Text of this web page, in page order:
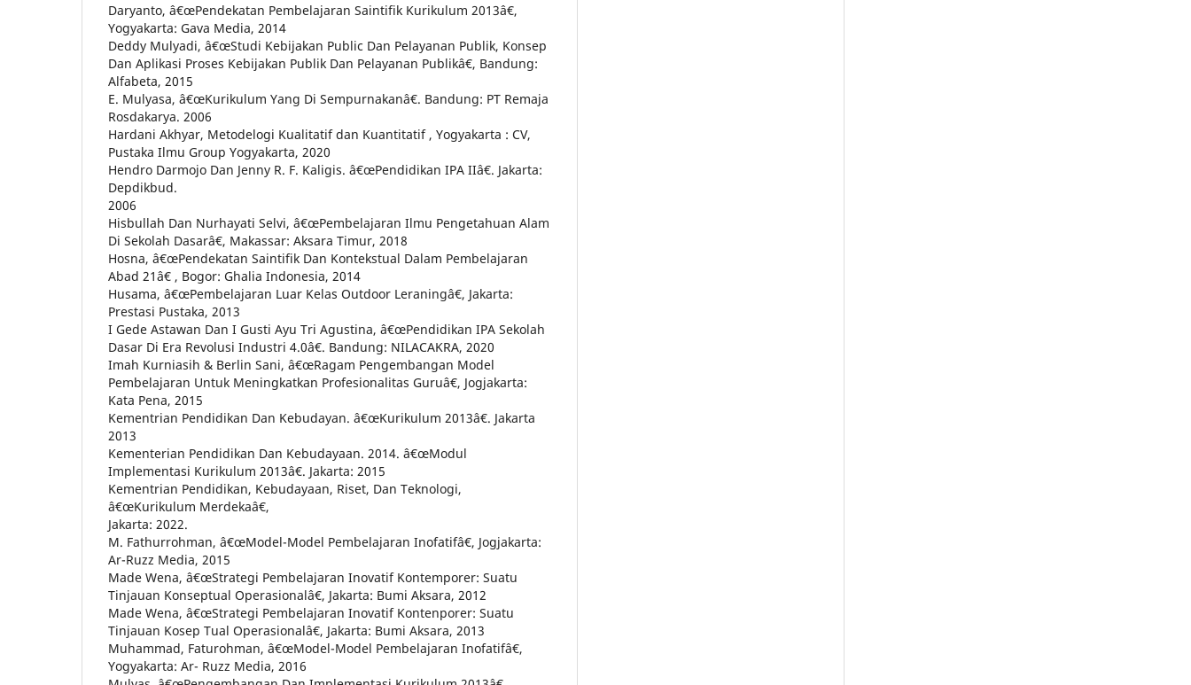
Daryanto, â€œPendekatan Pembelajaran Saintifik Kurikulum 2013â€,
Yogyakarta: Gava Media, 2014
Deddy Mulyadi, â€œStudi Kebijakan Public Dan Pelayanan Publik, Konsep
Dan Aplikasi Proses Kebijakan Publik Dan Pelayanan Publikâ€, Bandung:
Alfabeta, 2015
E. Mulyasa, â€œKurikulum Yang Di Sempurnakanâ€. Bandung: PT Remaja
Rosdakarya. 2006
Hardani Akhyar, Metodelogi Kualitatif dan Kuantitatif , Yogyakarta : CV,
Pustaka Ilmu Group Yogyakarta, 2020
Hendro Darmojo Dan Jenny R. F. Kaligis. â€œPendidikan IPA IIâ€. Jakarta:
Depdikbud.
2006
Hisbullah Dan Nurhayati Selvi, â€œPembelajaran Ilmu Pengetahuan Alam
Di Sekolah Dasarâ€, Makassar: Aksara Timur, 2018
Hosna, â€œPendekatan Saintifik Dan Kontekstual Dalam Pembelajaran
Abad 21â€ , Bogor: Ghalia Indonesia, 2014
Husama, â€œPembelajaran Luar Kelas Outdoor Leraningâ€, Jakarta:
Prestasi Pustaka, 2013
I Gede Astawan Dan I Gusti Ayu Tri Agustina, â€œPendidikan IPA Sekolah
Dasar Di Era Revolusi Industri 4.0â€. Bandung: NILACAKRA, 2020
Imah Kurniasih & Berlin Sani, â€œRagam Pengembangan Model
Pembelajaran Untuk Meningkatkan Profesionalitas Guruâ€, Jogjakarta:
Kata Pena, 2015
Kementrian Pendidikan Dan Kebudayan. â€œKurikulum 2013â€. Jakarta
2013
Kementerian Pendidikan Dan Kebudayaan. 2014. â€œModul
Implementasi Kurikulum 2013â€. Jakarta: 2015
Kementrian Pendidikan, Kebudayaan, Riset, Dan Teknologi,
â€œKurikulum Merdekaâ€,
Jakarta: 2022.
M. Fathurrohman, â€œModel-Model Pembelajaran Inofatifâ€, Jogjakarta:
Ar-Ruzz Media, 2015
Made Wena, â€œStrategi Pembelajaran Inovatif Kontemporer: Suatu
Tinjauan Konseptual Operasionalâ€, Jakarta: Bumi Aksara, 2012
Made Wena, â€œStrategi Pembelajaran Inovatif Kontenporer: Suatu
Tinjauan Kosep Tual Operasionalâ€, Jakarta: Bumi Aksara, 2013
Muhammad, Faturohman, â€œModel-Model Pembelajaran Inofatifâ€,
Yogyakarta: Ar- Ruzz Media, 2016